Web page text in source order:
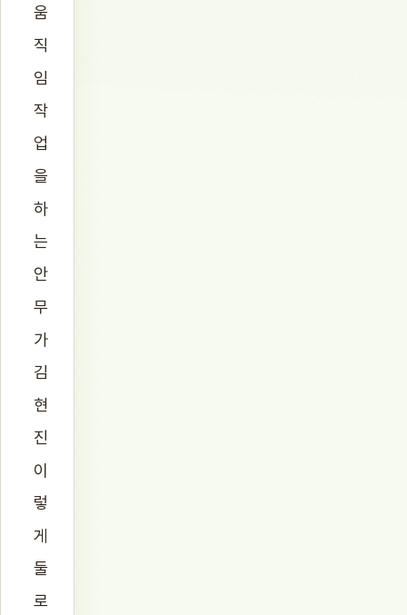
움
직
임
작
업
을
하
는
안
무
가
김
현
진
이
렇
게
둘
로